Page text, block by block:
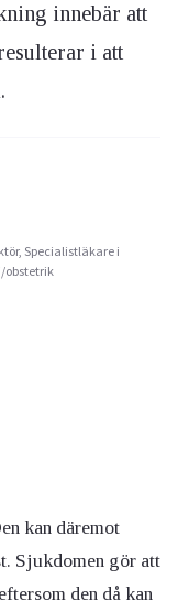
innebär att
i att
Specialistläkare i
obstetrik
kan däremot
Sjukdomen gör att
den då kan